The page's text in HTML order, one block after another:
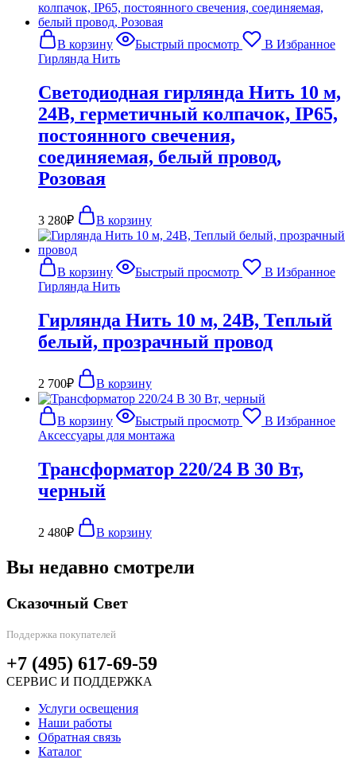
В корзину Быстрый просмотр
В Избранное
Гирлянда Нить
Светодиодная гирлянда Нить 10 м,
24В, герметичный колпачок, IP65,
постоянного свечения,
соединяемая, белый провод,
Розовая
3 280₽ В корзину
В корзину Быстрый просмотр
В Избранное
Гирлянда Нить
Гирлянда Нить 10 м, 24В, Теплый
белый, прозрачный провод
2 700₽ В корзину
В корзину Быстрый просмотр
В Избранное
Аксессуары для монтажа
Трансформатор 220/24 В 30 Вт,
черный
2 480₽ В корзину
Вы недавно смотрели
Сказочный Свет
Поддержка покупателей
+7 (495) 617-69-59
СЕРВИС И ПОДДЕРЖКА
Услуги освещения
Наши работы
Обратная связь
Каталог